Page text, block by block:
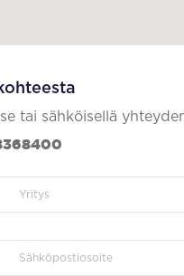
tai sähköisellä